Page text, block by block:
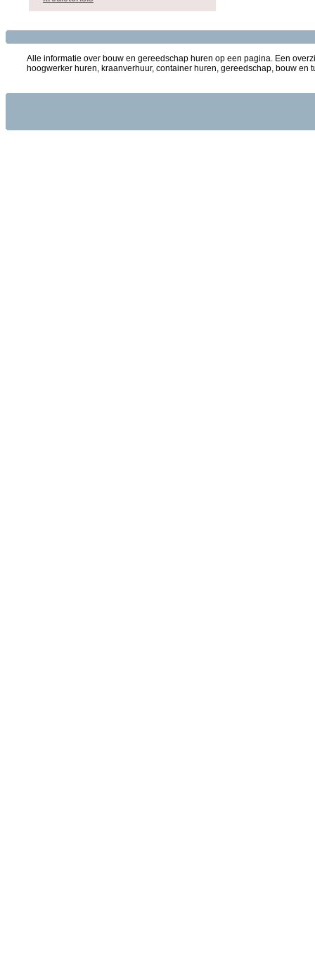
Alle informatie over bouw en gereedschap huren op een pagina. Een
hoogwerker huren, kraanverhuur, container huren, gereedschap, bouw en